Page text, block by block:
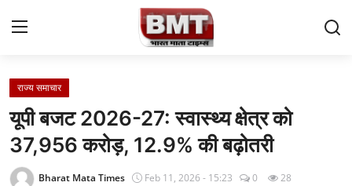
Login
Home
Contact
राज्य समाचार
यूपी बजट 2026-27: स्वास्थ्य क्षेत्र को
37,956 करोड़, 12.9% की बढ़ोतरी
Bharat Mata Times Feb 11, 2026 - 15:23 0 28